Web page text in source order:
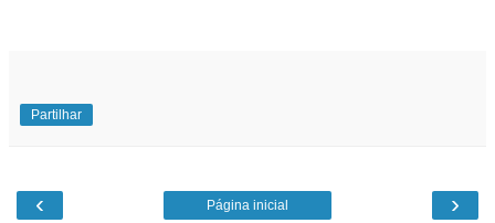
Partilhar
‹ ›
Página inicial